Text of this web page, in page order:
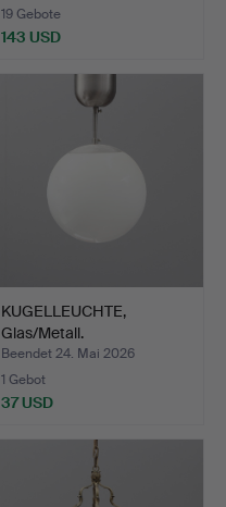
19 Gebote
143 USD
KUGELLEUCHTE,
Glas/Metall.
Beendet 24. Mai 2026
1 Gebot
37 USD